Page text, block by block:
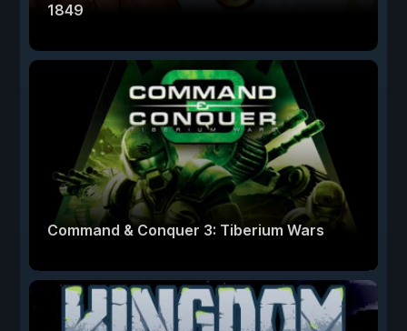
1849
Command & Conquer 3: Tiberium Wars